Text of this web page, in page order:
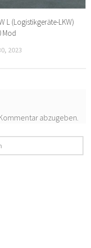
L (Logistikgeräte-LKW)
Mod
2023
abzugeben.